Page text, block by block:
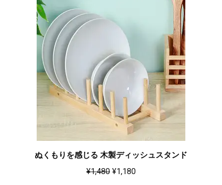
ぬくもりを感じる 木製ディッシュスタンド
¥1,480 ¥1,180